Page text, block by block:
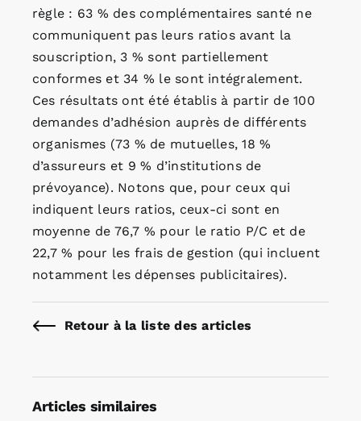
règle : 63 % des complémentaires santé ne
communiquent pas leurs ratios avant la
souscription, 3 % sont partiellement
conformes et 34 % le sont intégralement.
Ces résultats ont été établis à partir de 100
demandes d’adhésion auprès de différents
organismes (73 % de mutuelles, 18 %
d’assureurs et 9 % d’institutions de
prévoyance). Notons que, pour ceux qui
indiquent leurs ratios, ceux-ci sont en
moyenne de 76,7 % pour le ratio P/C et de
22,7 % pour les frais de gestion (qui incluent
notamment les dépenses publicitaires).
Retour à la liste des articles
Articles similaires